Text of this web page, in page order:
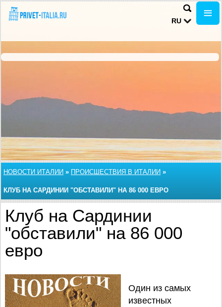
RU
НОВОСТИ ИТАЛИИ » ПРОИСШЕСТВИЯ В ИТАЛИИ »
КЛУБ НА САРДИНИИ "ОБСТАВИЛИ" НА 86 000 ЕВРО
Клуб на Сардинии
"обставили" на 86 000
евро
Один из самых
известных